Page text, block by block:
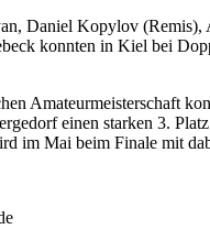
Daniel Kopylov (Remis),
konnten in Kiel bei
Amateurmeisterschaft
einen starken 3.
im Mai beim Finale mit